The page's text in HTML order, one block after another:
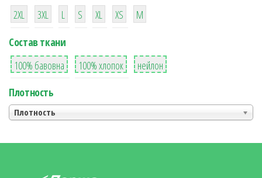
38
2XL
16
3XL
42
L
42
S
42
XL XS
М
Состав ткани
8
100% бавовна
36
100% хлопок
2
нейлон
Плотность
Плотность